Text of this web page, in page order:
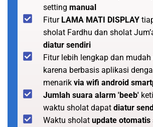
setting manual
Fitur LAMA MATI DISPLAY
sholat Fardhu dan sholat
diatur sendiri
Fitur lebih lengkap dan
karena berbasis aplikasi
menarik via wifi android
Jumlah suara alarm 'beeb'
waktu sholat dapat diatur
Waktu sholat update otomatis